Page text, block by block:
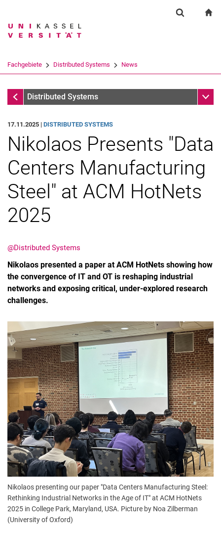
Springe direkt zu: Inhalt
Springe direkt zu: Suche
Springe direkt zu:
Suchbegriff
Suchen (öffnet externen Link in einem
Fachgebiete Distributed Systems News
NewsDistributed Systems
17.11.2025 | DISTRIBUTED SYSTEMS
Nikolaos Presents "Data
Centers Manufacturing
Steel" at ACM HotNets
2025
@Distributed Systems
Nikolaos presented a paper at ACM HotNets showing how
the convergence of IT and OT is reshaping industrial
networks and exposing critical, under‑explored research
challenges.
Nikolaos presenting our paper "Data Centers Manufacturing Steel:
Rethinking Industrial Networks in the Age of IT" at ACM HotNets
2025 in College Park, Maryland, USA. Picture by Noa Zilberman
(University of Oxford)